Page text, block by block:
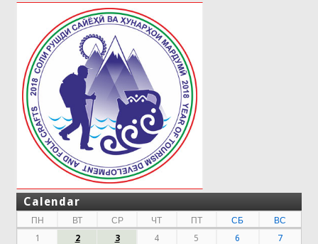
Calendar
ПН ВТ СР ЧТ ПТ СБ
ВС
1
2 3 4 5 6
7